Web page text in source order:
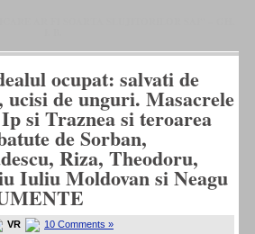
ocupat: salvati de
ucisi de unguri. Masacrele
si Traznea si teroarea
de Sorban,
Riza, Theodoru,
Iuliu Moldovan si Neagu
VR 10 Comments »